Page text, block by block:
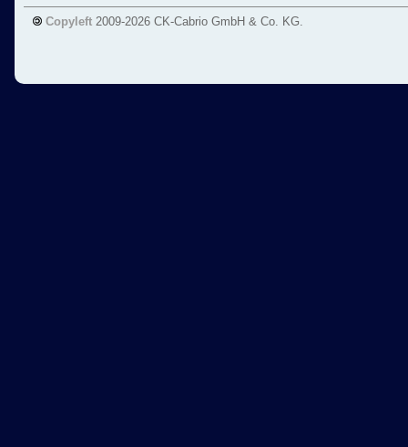
Copyleft 2009-2026 CK-Cabrio GmbH & Co. KG.